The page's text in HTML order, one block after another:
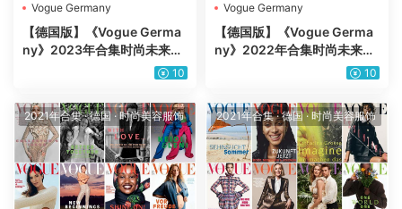
Vogue Germany
【德国版】《Vogue Germa
ny》2023年合集时尚未来趋
势时装服饰美容穿搭设计杂志
10
Vogue Germany
【德国版】《Vogue Germa
ny》2022年合集时尚未来趋
势时装服饰美容穿搭设计杂志
10
2021年合集·德国·时尚美容服饰 2021年合集·德国·时尚美容服饰